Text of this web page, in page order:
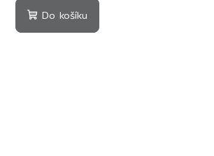
Do košíku